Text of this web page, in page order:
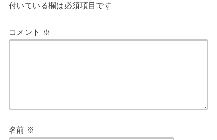
付いている欄は必須項目です
コメント ※
名前 ※